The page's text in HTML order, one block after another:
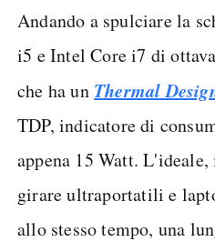
Andando a spulciare la
i5 e Intel Core i7 di
che ha un Thermal
TDP, indicatore di
appena 15 Watt.
girare ultraportatili e
allo stesso tempo, una